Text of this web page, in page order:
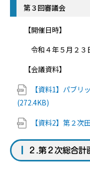
第３回審議会
【開催日時】
令和４年５月２３
【会議資料】
【資料1】パブリ
(272.4KB)
【資料2】第２次
２.第２次総合計